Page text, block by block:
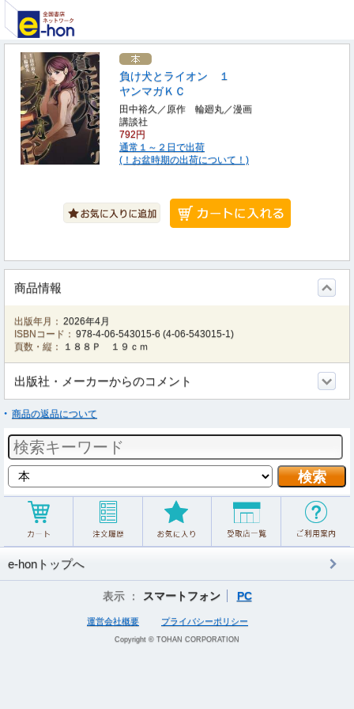
負け犬とライオン １
ヤンマガＫＣ
田中裕久／原作 輪廻丸／漫画
講談社
792円
通常１～２日で出荷
(！お盆時期の出荷について！)
商品情報
出版年月： 2026年4月
ISBNコード： 978-4-06-543015-6 (4-06-543015-1)
頁数・縦：
１８８Ｐ １９ｃｍ
出版社・メーカーからのコメント
商品の返品について
e-honトップへ
表示 ： スマートフォン PC
運営会社概要 プライバシーポリシー
Copyright © TOHAN CORPORATION